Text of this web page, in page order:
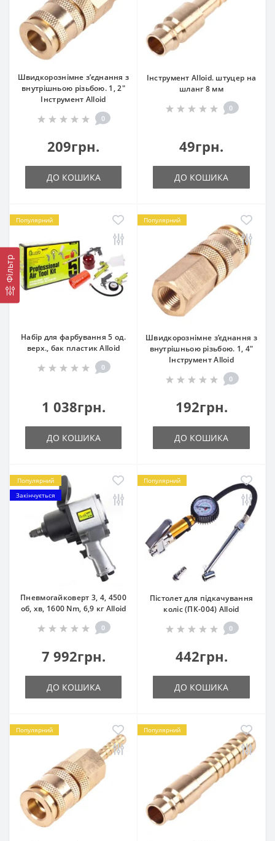
Фільтр
Швидкорознімне з’єднання з
внутрішньою різьбою. 1, 2"
Інструмент Alloid
0
209грн.
ДО КОШИКА
Інструмент Alloid. штуцер на
шланг 8 мм
0
49грн.
ДО КОШИКА
Популярний
Набір для фарбування 5 од.
верх., бак пластик Alloid
0
1 038грн.
ДО КОШИКА
Популярний
Швидкорознімне з’єднання з
внутрішньою різьбою. 1, 4"
Інструмент Alloid
0
192грн.
ДО КОШИКА
Популярний
Закінчується
Пневмогайковерт 3, 4, 4500
об, хв, 1600 Nm, 6,9 кг Alloid
0
7 992грн.
ДО КОШИКА
Популярний
Пістолет для підкачування
коліс (ПК-004) Alloid
0
442грн.
ДО КОШИКА
Популярний Популярний